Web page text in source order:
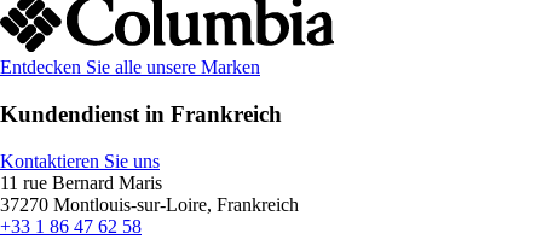
Entdecken Sie alle unsere Marken
Kundendienst in Frankreich
Kontaktieren Sie uns
11 rue Bernard Maris
37270 Montlouis-sur-Loire, Frankreich
+33 1 86 47 62 58